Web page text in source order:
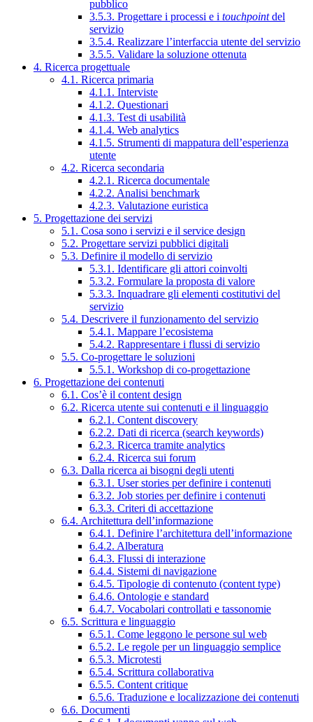
pubblico
3.5.3. Progettare i processi e i touchpointdel
servizio
3.5.4. Realizzare l’interfaccia utente del servizio
3.5.5. Validare la soluzione ottenuta
4. Ricerca progettuale
4.1. Ricerca primaria
4.1.1. Interviste
4.1.2. Questionari
4.1.3. Test di usabilità
4.1.4. Web analytics
4.1.5. Strumenti di mappatura dell’esperienza
utente
4.2. Ricerca secondaria
4.2.1. Ricerca documentale
4.2.2. Analisi benchmark
4.2.3. Valutazione euristica
5. Progettazione dei servizi
5.1. Cosa sono i servizi e il service design
5.2. Progettare servizi pubblici digitali
5.3. Definire il modello di servizio
5.3.1. Identificare gli attori coinvolti
5.3.2. Formulare la proposta di valore
5.3.3. Inquadrare gli elementi costitutivi del
servizio
5.4. Descrivere il funzionamento del servizio
5.4.1. Mappare l’ecosistema
5.4.2. Rappresentare i flussi di servizio
5.5. Co-progettare le soluzioni
5.5.1. Workshop di co-progettazione
6. Progettazione dei contenuti
6.1. Cos’è il content design
6.2. Ricerca utente sui contenuti e il linguaggio
6.2.1. Content discovery
6.2.2. Dati di ricerca (search keywords)
6.2.3. Ricerca tramite analytics
6.2.4. Ricerca sui forum
6.3. Dalla ricerca ai bisogni degli utenti
6.3.1. User stories per definire i contenuti
6.3.2. Job stories per definire i contenuti
6.3.3. Criteri di accettazione
6.4. Architettura dell’informazione
6.4.1. Definire l’architettura dell’informazione
6.4.2. Alberatura
6.4.3. Flussi di interazione
6.4.4. Sistemi di navigazione
6.4.5. Tipologie di contenuto (content type)
6.4.6. Ontologie e standard
6.4.7. Vocabolari controllati e tassonomie
6.5. Scrittura e linguaggio
6.5.1. Come leggono le persone sul web
6.5.2. Le regole per un linguaggio semplice
6.5.3. Microtesti
6.5.4. Scrittura collaborativa
6.5.5. Content critique
6.5.6. Traduzione e localizzazione dei contenuti
6.6. Documenti